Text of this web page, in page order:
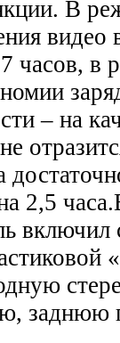
В
видео
часов, в
– на
2,5 часа.
заднюю